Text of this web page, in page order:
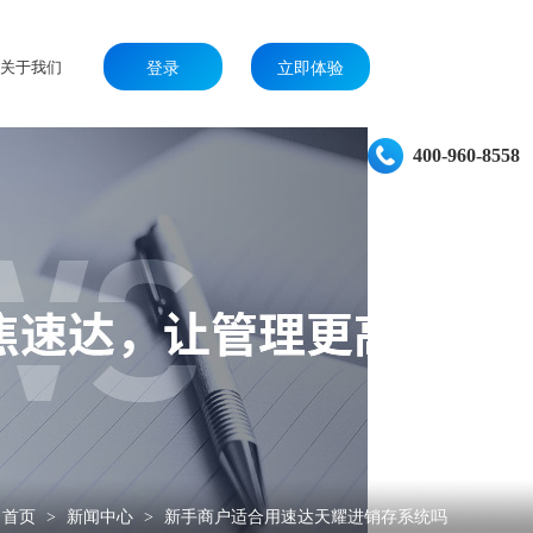
关于我们 登录 立即体验
400-960-8558
首页 > 新闻中心 > 新手商户适合用速达天耀进销存系统吗